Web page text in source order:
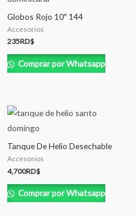
Globos Rojo 10″ 144
Accesorios
235RD$
Comprar por Whatsapp
Tanque De Helio Desechable
Accesorios
4,700RD$
Comprar por Whatsapp